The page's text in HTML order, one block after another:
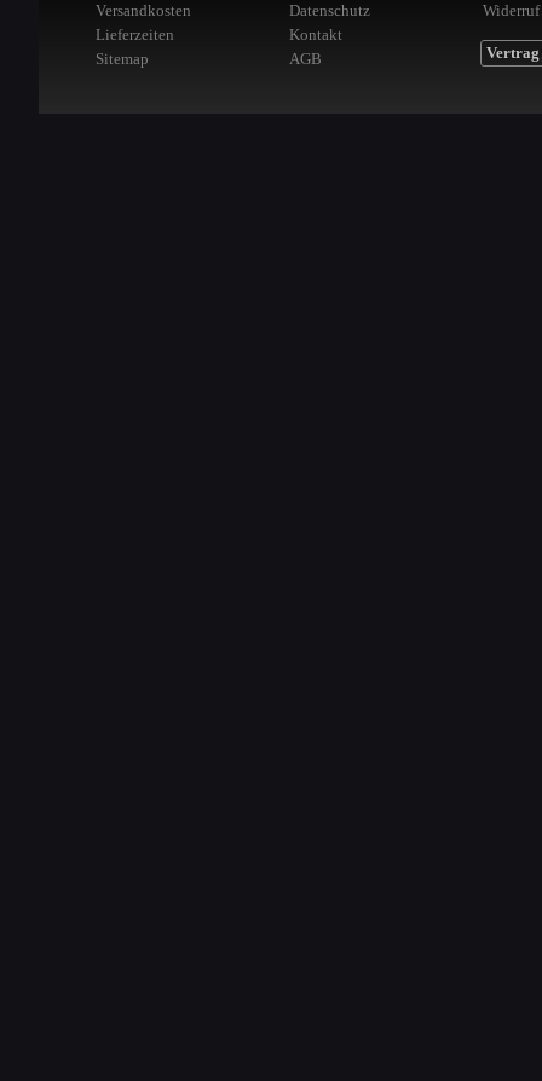
Versandkosten
Lieferzeiten
Sitemap
Datenschutz
Kontakt
AGB
Widerruf